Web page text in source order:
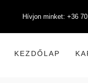
Hívjon minket: +36
KEZDŐLAP